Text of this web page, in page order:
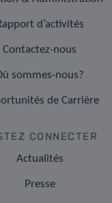
d’activités
Contactez-nous
sommes-nous?
de Carrière
CONNECTER
Actualités
Presse